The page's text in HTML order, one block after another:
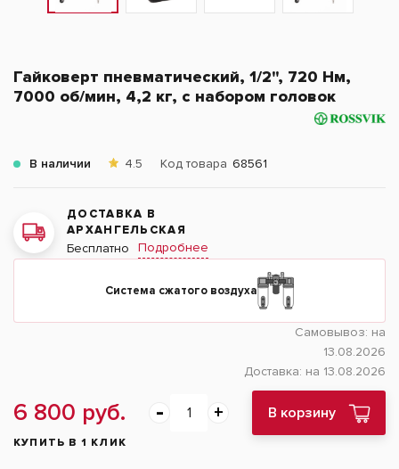
Гайковерт пневматический, 1/2", 720 Нм,
7000 об/мин, 4,2 кг, с набором головок
В наличии 4.5 Код товара 68561
ДОСТАВКА В
АРХАНГЕЛЬСКАЯ
Бесплатно Подробнее
Система сжатого воздуха
Самовывоз: на
13.08.2026
Доставка: на 13.08.2026
6 800 руб. В корзину
КУПИТЬ В 1 КЛИК